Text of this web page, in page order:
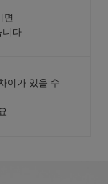
면
다.
이가 있을 수